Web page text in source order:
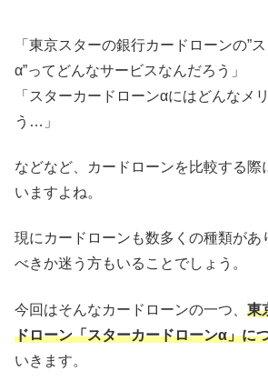
「東京スターの銀行カードローンの”
α”ってどんなサービスなんだろう」
「スターカードローンαにはどんなメ
う…」
などなど、カードローンを比較する際
いますよね。
現にカードローンも数多くの種類があ
べきか迷う方もいることでしょう。
今回はそんなカードローンの一つ、 東
ドローン「スターカードローンα」に
いきます。